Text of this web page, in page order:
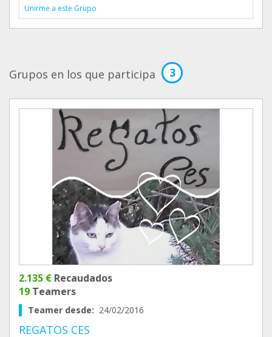
Unirme a este Grupo
Grupos en los que participa 3
2.135 € Recaudados
19 Teamers
Teamer desde: 24/02/2016
REGATOS CES